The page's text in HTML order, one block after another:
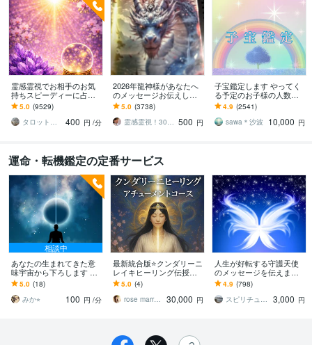
霊感霊視でお相手のお気
持ちスピーディーに占い
ます 魂と深くつながり未
来と真実を霊視で伝え祈
願させて頂きます。
5.0 (9529)
タロット占い胡蝶蘭
400 円 /分
2026年龍神様があなたへ
のメッセージお伝えしま
す 変転変化の暗示日本列
島も龍の形！高次元と現
実を繋げる龍神！
5.0 (3738)
霊感霊視！30年！一万人鑑定 春うららか 500 円
子宝鑑定します やってく
る予定のお子様の人数や
時期を視ます
4.9 (2541)
sawa＊沙波
10,000 円
運命・転機鑑定の定番サービス
相談中
あなたの生まれてきた意
味宇宙から下ろします 辛
く生きづらい方へ 今必
要な魂のメッセージです
5.0 (18)
みか⭐︎
100 円 /分
最新統合版⭐クンダリーニ
レイキヒーリング伝授し
ます ミレニアム＆アルテ
ィメット版アチューメン
ト→覚醒・次元上昇へ
5.0 (4)
rose marry〜ローズマリー
30,000 円
人生が好転する守護天使
のメッセージを伝えます 2
4時間以内鑑定！守護天使
があなたに伝えたい大切
なメッセージ
4.9 (798)
スピリチュアルカウンセラー沙耶美
3,000 円